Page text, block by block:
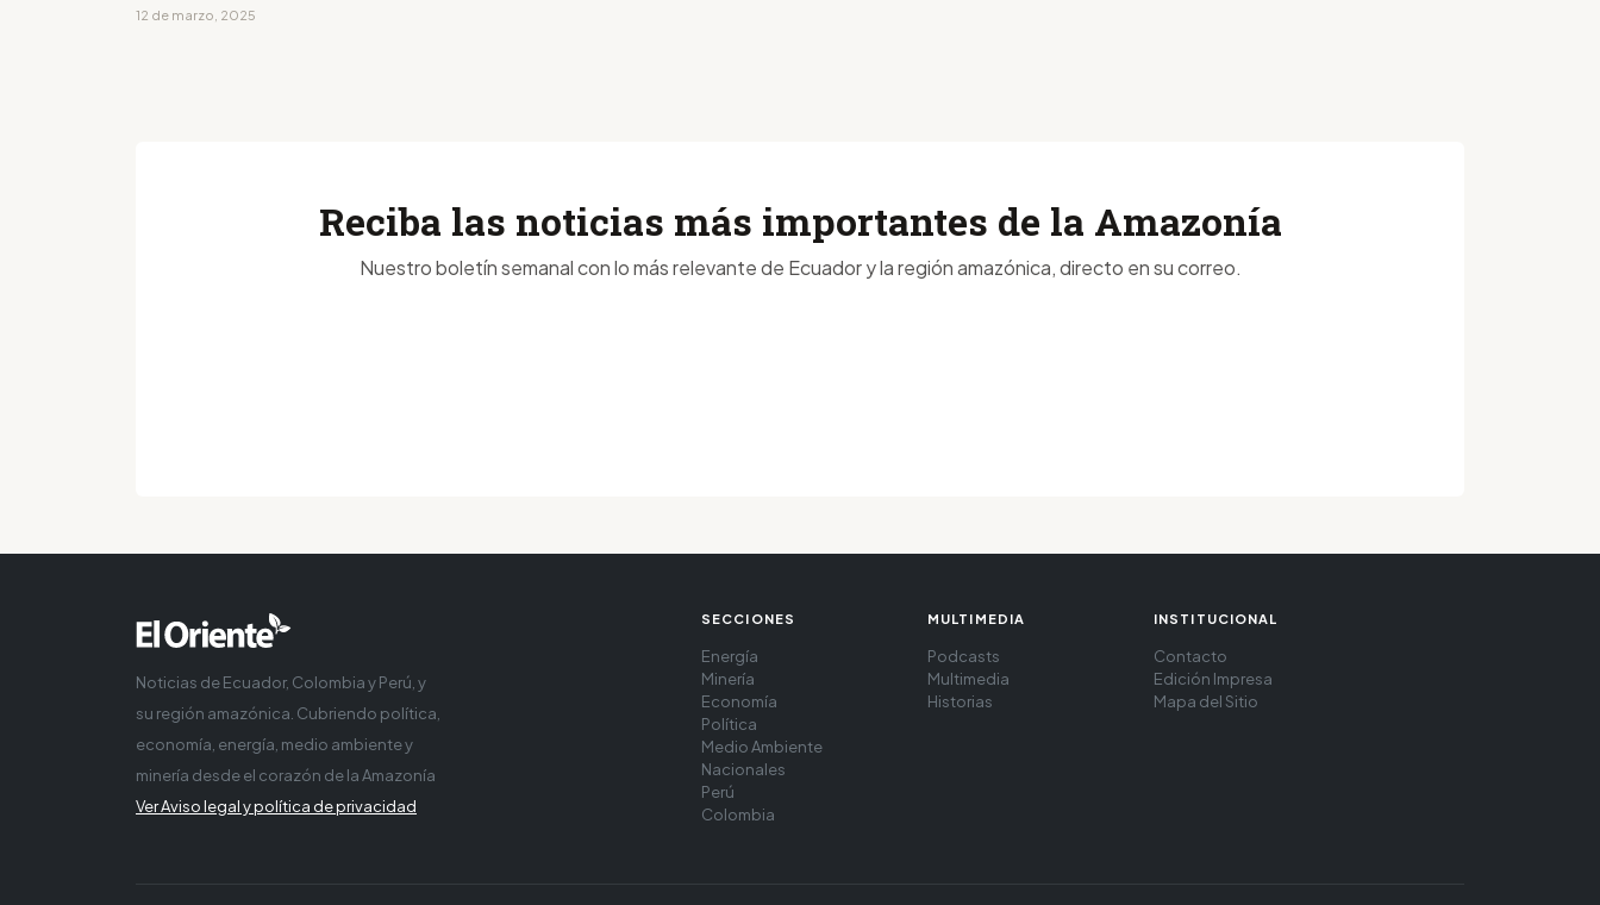
12 de marzo, 2025
Reciba las noticias más importantes de la Amazonía
Nuestro boletín semanal con lo más relevante de Ecuador y la región amazónica, directo en su correo.
Noticias de Ecuador, Colombia y Perú, y
su región amazónica. Cubriendo política,
economía, energía, medio ambiente y
minería desde el corazón de la Amazonía
Ver Aviso legal y política de privacidad
SECCIONES
Energía
Minería
Economía
Política
Medio Ambiente
Nacionales
Perú
Colombia
MULTIMEDIA
Podcasts
Multimedia
Historias
INSTITUCIONAL
Contacto
Edición Impresa
Mapa del Sitio